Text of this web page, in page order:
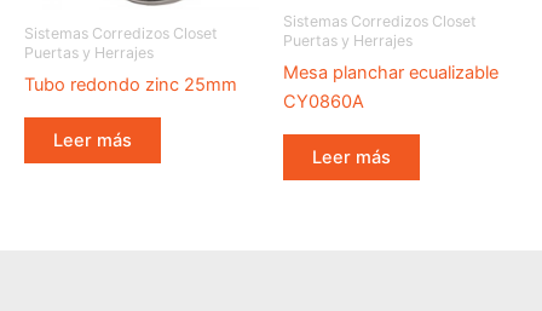
Sistemas Corredizos Closet
Puertas y Herrajes
Tubo redondo zinc 25mm
Leer más
Sistemas Corredizos Closet
Puertas y Herrajes
Mesa planchar ecualizable
CY0860A
Leer más